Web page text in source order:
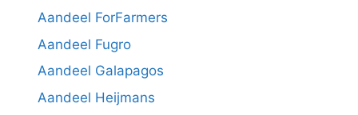
Aandeel ForFarmers
Aandeel Fugro
Aandeel Galapagos
Aandeel Heijmans